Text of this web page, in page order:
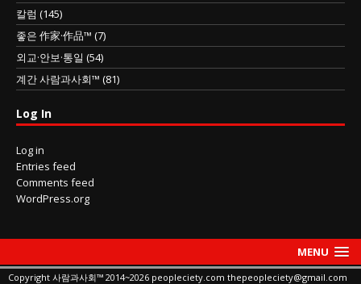
칼럼 (145)
좋은 作家·作品™ (7)
외교·안보·통일 (54)
계간 사람과사회™ (81)
Log In
Log in
Entries feed
Comments feed
WordPress.org
MENU
Copyright 사람과사회™ 2014~2026 peopleciety.com thepeopleciety@gmail.com